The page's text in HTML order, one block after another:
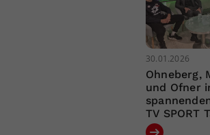
30.01.2026
Ohneberg,
und Ofner
TV SPORT